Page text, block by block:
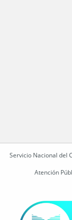
Servicio Nacional del
Atención